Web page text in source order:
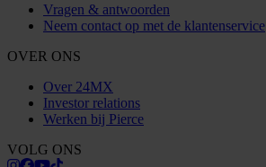
Vragen & antwoorden
Neem contact op met de klantenservice
OVER ONS
Over 24MX
Investor relations
Werken bij Pierce
VOLG ONS